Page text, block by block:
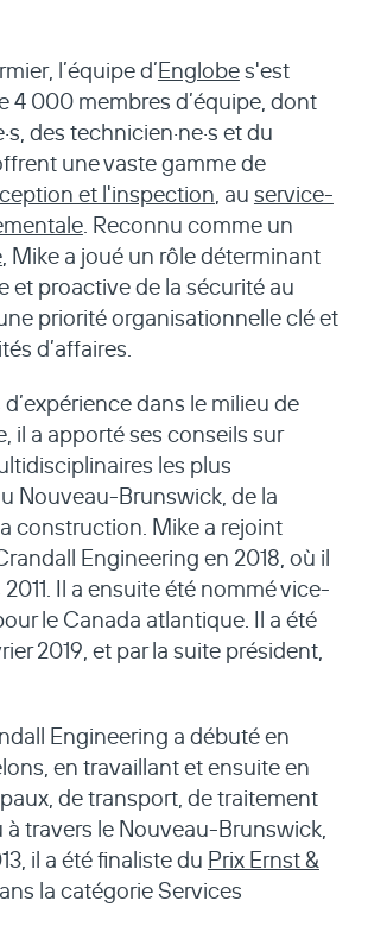
l’équipe d’Englobes'est
4 000 membres d’équipe, dont
des technicien·ne·s et du
une vaste gamme de
et l'inspection, au service-
. Reconnu comme un
, Mike a joué un rôle déterminant
et proactive de la sécurité au
priorité organisationnelle clé et
d’affaires.
dans le milieu de
il a apporté ses conseils sur
les plus
Nouveau-Brunswick, de la
construction. Mike a rejoint
Engineering en 2018, où il
Il a ensuite été nommé vice-
le Canada atlantique. Il a été
2019, et par la suite président,
Engineering a débuté en
en travaillant et ensuite en
de transport, de traitement
à travers le Nouveau-Brunswick,
il a été finaliste du Prix Ernst &
la catégorie Services